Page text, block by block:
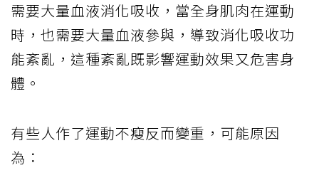
需要大量血液消化吸收，當全身肌肉在運動
時，也需要大量血液參與，導致消化吸收功
能紊亂，這種紊亂既影響運動效果又危害身
體。
有些人作了運動不瘦反而變重，可能原因
為：